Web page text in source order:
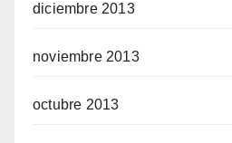
diciembre 2013
noviembre 2013
octubre 2013